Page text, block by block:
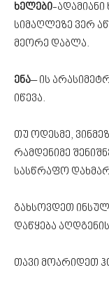
ხელები-
სიმაღლეზე ვერ
მეორე დაბლა.
ენა– ის
იწევა.
თუ ოდესმე,
რამდენიმე
სასწრაფო
გახსოვდეთ
დაწყება
თავი მოარიდეთ